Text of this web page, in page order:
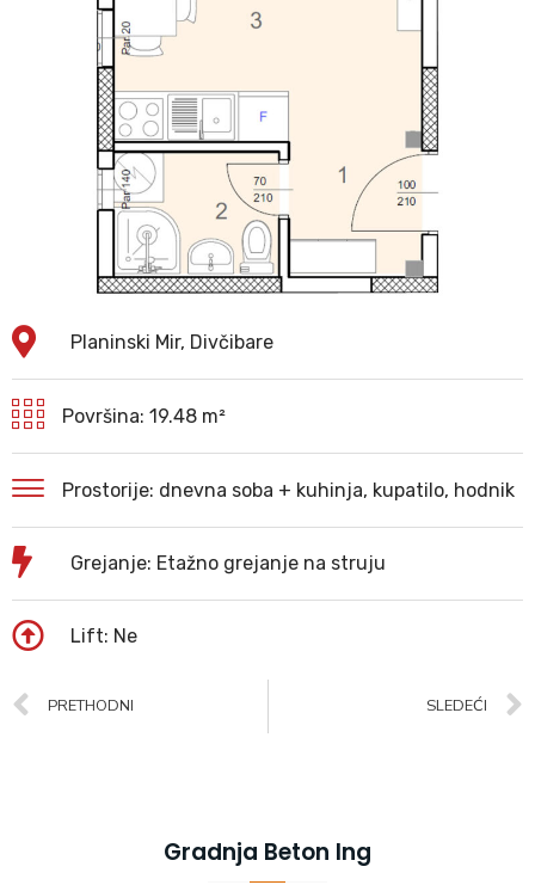
Planinski Mir, Divčibare
Površina: 19.48 m²
Prostorije: dnevna soba + kuhinja, kupatilo, hodnik
Grejanje: Etažno grejanje na struju
Lift: Ne
PRETHODNI SLEDEĆI
Gradnja Beton Ing